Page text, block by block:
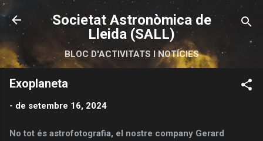
Salta al contingut principal
Societat Astronòmica de
Lleida (SALL)
BLOC D'ACTIVITATS I NOTÍCIES
Exoplaneta
- de setembre 16, 2024
No tot és astrofotografia, el nostre company Gerard